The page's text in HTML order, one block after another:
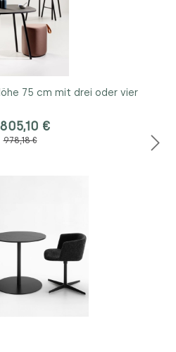
75 cm mit drei oder vier
€
978,18 €